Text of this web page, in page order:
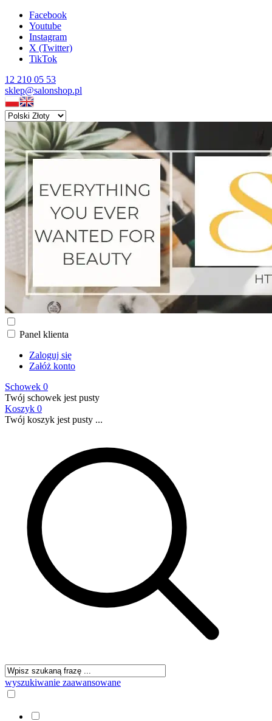
Facebook
Youtube
Instagram
X (Twitter)
TikTok
12 210 05 53
sklep@salonshop.pl
Panel klienta
Zaloguj się
Załóż konto
Schowek 0
Twój schowek jest pusty
Koszyk 0
Twój koszyk jest pusty ...
wyszukiwanie zaawansowane